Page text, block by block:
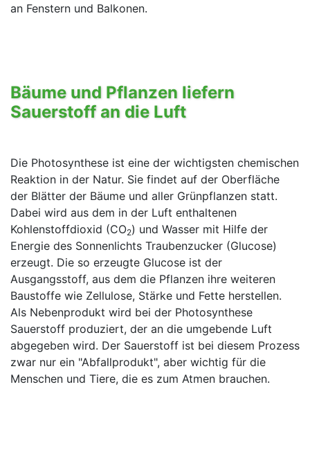
an Fenstern und Balkonen.
Bäume und Pflanzen liefern
Sauerstoff an die Luft
Die Photosynthese ist eine der wichtigsten chemischen
Reaktion in der Natur. Sie findet auf der Oberfläche
der Blätter der Bäume und aller Grünpflanzen statt.
Dabei wird aus dem in der Luft enthaltenen
Kohlenstoffdioxid (CO2) und Wasser mit Hilfe der
Energie des Sonnenlichts Traubenzucker (Glucose)
erzeugt. Die so erzeugte Glucose ist der
Ausgangsstoff, aus dem die Pflanzen ihre weiteren
Baustoffe wie Zellulose, Stärke und Fette herstellen.
Als Nebenprodukt wird bei der Photosynthese
Sauerstoff produziert, der an die umgebende Luft
abgegeben wird. Der Sauerstoff ist bei diesem Prozess
zwar nur ein "Abfallprodukt", aber wichtig für die
Menschen und Tiere, die es zum Atmen brauchen.